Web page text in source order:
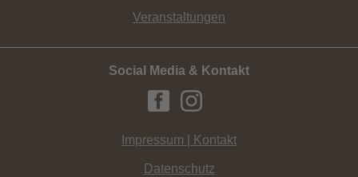
Veranstaltungen
Social Media & Kontakt
Impressum | Kontakt
Datenschutz